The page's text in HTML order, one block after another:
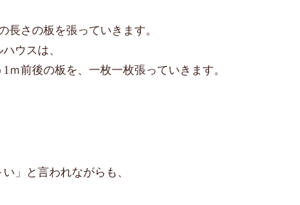
長さの板を張っていきます。
ウスは、
ｍ前後の板を、一枚一枚張っていきます。
」と言われながらも、